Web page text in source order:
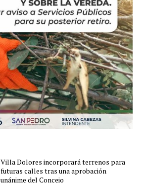
Villa Dolores incorporará terrenos para
futuras calles tras una aprobación
unánime del Concejo